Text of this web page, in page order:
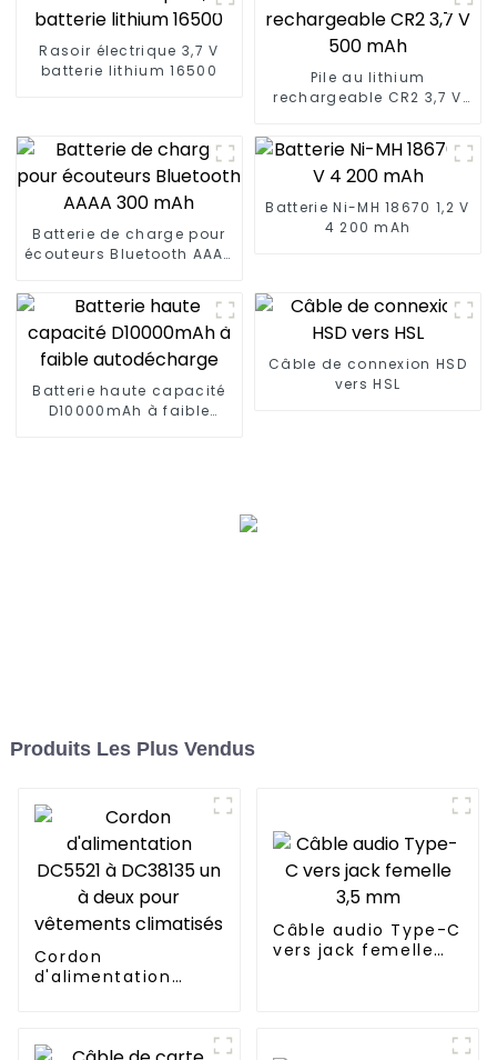
Rasoir électrique 3,7 V
batterie lithium 16500
Pile au lithium
rechargeable CR2 3,7 V
Batterie de charge pour
écouteurs Bluetooth AAAA
Batterie Ni-MH 18670 1,2 V
4 200 mAh
Batterie haute capacité
D10000mAh à faible
Câble de connexion HSD
vers HSL
Produits Les Plus Vendus
Cordon
d'alimentation
Câble audio Type-C
vers jack femelle